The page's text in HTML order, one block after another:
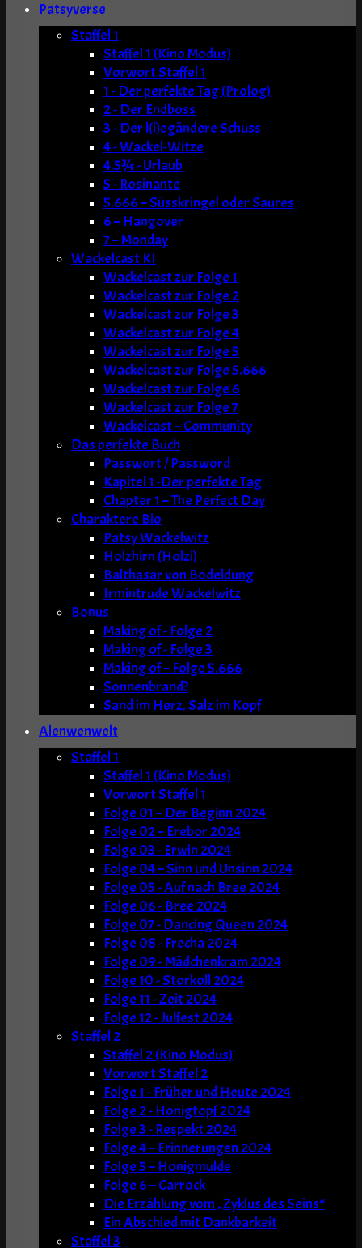
Patsyverse
Staffel 1
Staffel 1 (Kino Modus)
Vorwort Staffel 1
1 - Der perfekte Tag (Prolog)
2 - Der Endboss
3 - Der l(i)egändere Schuss
4 - Wackel-Witze
4.5¾ - Urlaub
5 - Rosinante
5.666 – Süsskringel oder Saures
6 – Hangover
7 – Monday
Wackelcast KI
Wackelcast zur Folge 1
Wackelcast zur Folge 2
Wackelcast zur Folge 3
Wackelcast zur Folge 4
Wackelcast zur Folge 5
Wackelcast zur Folge 5.666
Wackelcast zur Folge 6
Wackelcast zur Folge 7
Wackelcast – Community
Das perfekte Buch
Passwort / Password
Kapitel 1 -Der perfekte Tag
Chapter 1 – The Perfect Day
Charaktere Bio
Patsy Wackelwitz
Holzhirn (Holzi)
Balthasar von Bodeldung
Irmintrude Wackelwitz
Bonus
Making of - Folge 2
Making of - Folge 3
Making of – Folge 5.666
Sonnenbrand?
Sand im Herz, Salz im Kopf
Alenwenwelt
Staffel 1
Staffel 1 (Kino Modus)
Vorwort Staffel 1
Folge 01 – Der Beginn 2024
Folge 02 – Erebor 2024
Folge 03 - Erwin 2024
Folge 04 – Sinn und Unsinn 2024
Folge 05 - Auf nach Bree 2024
Folge 06 - Bree 2024
Folge 07 - Dancing Queen 2024
Folge 08 - Frecha 2024
Folge 09 - Mädchenkram 2024
Folge 10 - Storkoll 2024
Folge 11 - Zeit 2024
Folge 12 - Julfest 2024
Staffel 2
Staffel 2 (Kino Modus)
Vorwort Staffel 2
Folge 1 - Früher und Heute 2024
Folge 2 - Honigtopf 2024
Folge 3 - Respekt 2024
Folge 4 – Erinnerungen 2024
Folge 5 – Honigmulde
Folge 6 – Carrock
Die Erzählung vom „Zyklus des Seins“
Ein Abschied mit Dankbarkeit
Staffel 3